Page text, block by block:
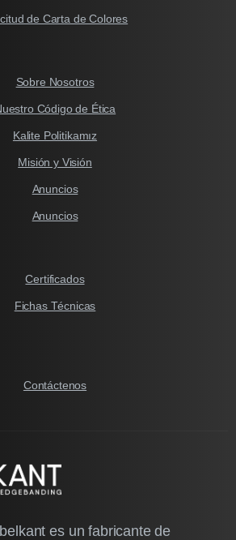
de Carta de Colores
Sobre Nosotros
Código de Ética
Kalite Politikamız
Misión y Visión
Anuncios
Anuncios
Certificados
Fichas Técnicas
Contáctenos
es un fabricante de